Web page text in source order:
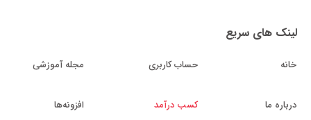
لینک های سریع
خانه
درباره ما
حساب کاربری
کسب درآمد
مجله آموزشی
افزونه‌ها